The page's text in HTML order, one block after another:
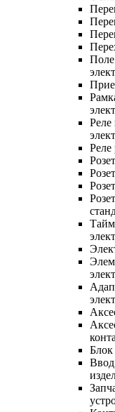
Поле
Реле
Реле
Ввод